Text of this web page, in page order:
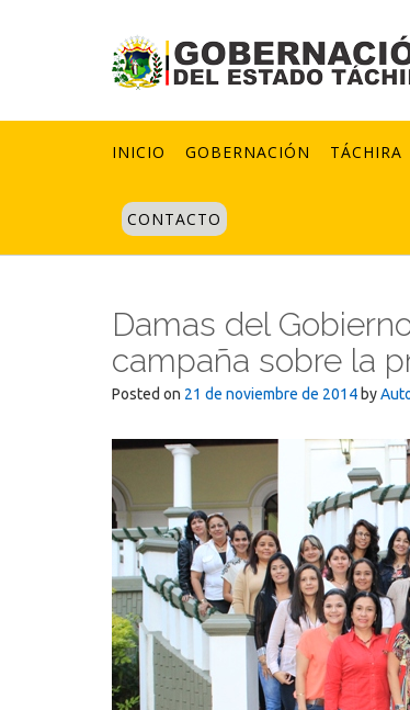
INICIO GOBERNACIÓN TÁCHIRA
CONTACTO
Damas del
campaña sobre la
Posted on 21 de noviembre de 2014 by